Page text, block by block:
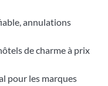
annulations
de charme à prix
pour les marques